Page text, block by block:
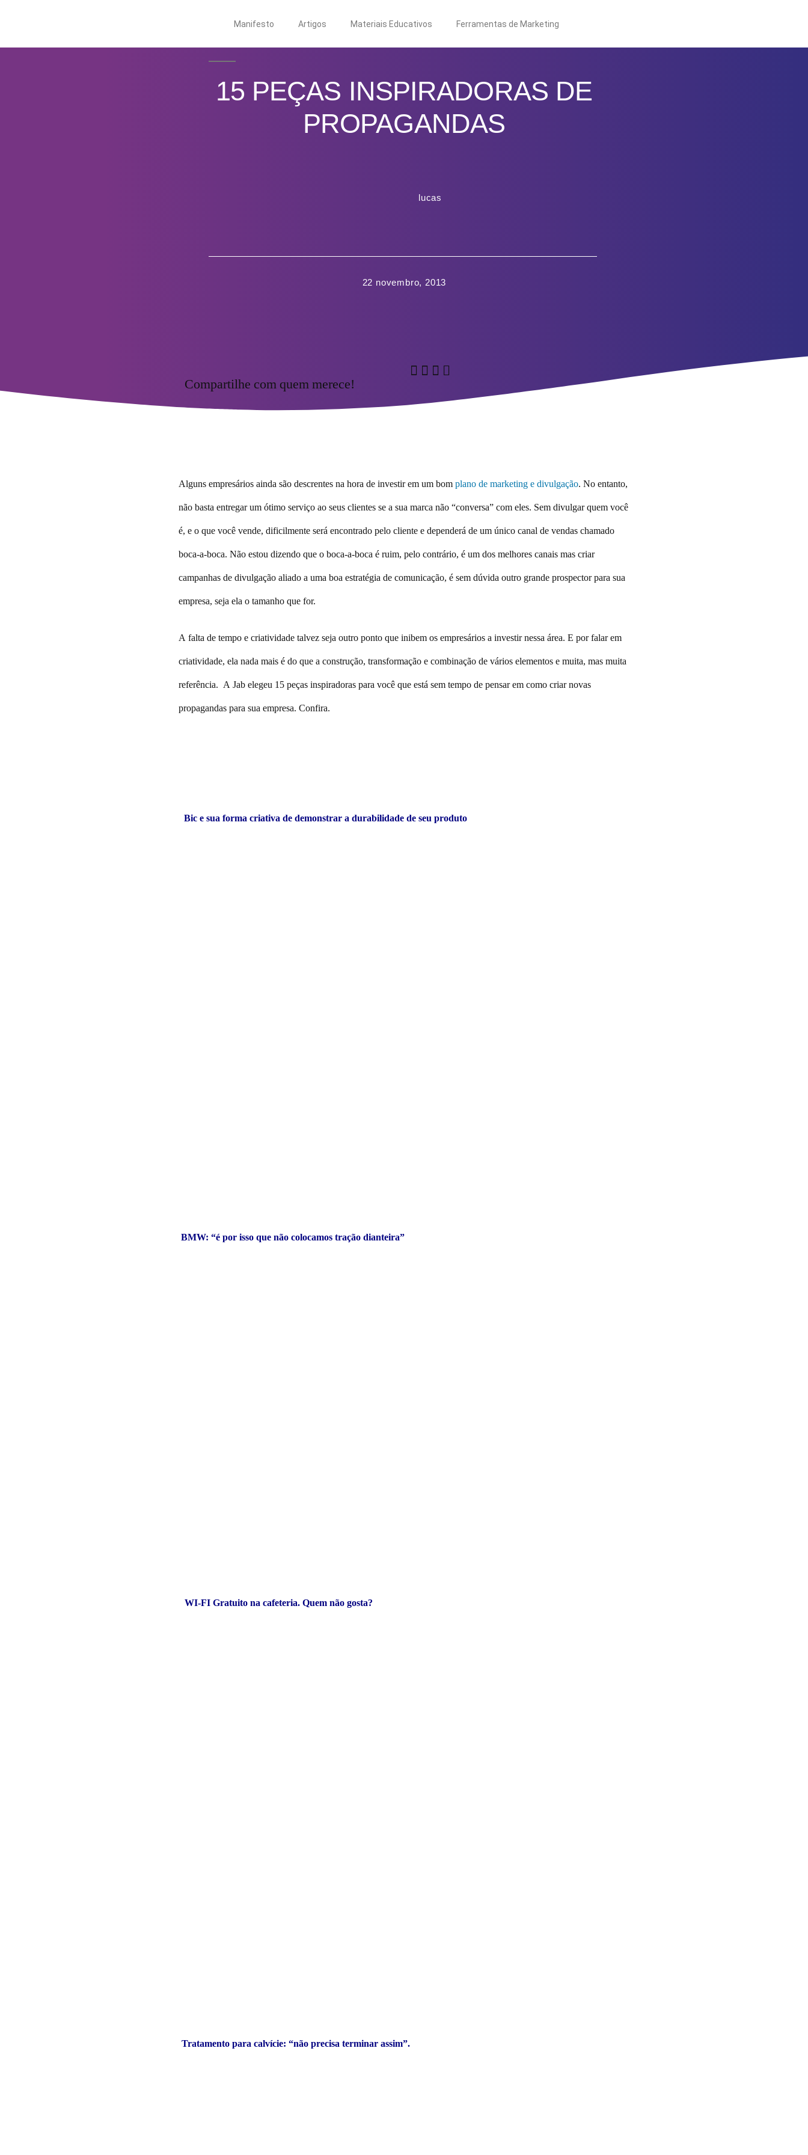
Manifesto Artigos Materiais Educativos Ferramentas de Marketing
15 PEÇAS INSPIRADORAS DE
PROPAGANDAS
lucas
22 novembro, 2013
Compartilhe com quem merece!
Alguns empresários ainda são descrentes na hora de investir em um bom plano de marketing e divulgação. No entanto,
não basta entregar um ótimo serviço ao seus clientes se a sua marca não “conversa” com eles. Sem divulgar quem você
é, e o que você vende, dificilmente será encontrado pelo cliente e dependerá de um único canal de vendas chamado
boca-a-boca. Não estou dizendo que o boca-a-boca é ruim, pelo contrário, é um dos melhores canais mas criar
campanhas de divulgação aliado a uma boa estratégia de comunicação, é sem dúvida outro grande prospector para sua
empresa, seja ela o tamanho que for.
A falta de tempo e criatividade talvez seja outro ponto que inibem os empresários a investir nessa área. E por falar em
criatividade, ela nada mais é do que a construção, transformação e combinação de vários elementos e muita, mas muita
referência. A Jab elegeu 15 peças inspiradoras para você que está sem tempo de pensar em como criar novas
propagandas para sua empresa. Confira.
Bic e sua forma criativa de demonstrar a durabilidade de seu produto
BMW: “é por isso que não colocamos tração dianteira”
WI-FI Gratuito na cafeteria. Quem não gosta?
Tratamento para calvície: “não precisa terminar assim”.